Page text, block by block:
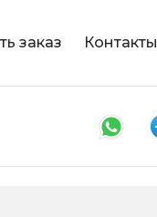
заказ Контакты